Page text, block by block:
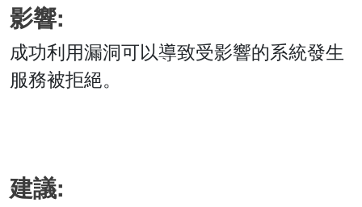
影響:
成功利用漏洞可以導致受影響的系統發生
服務被拒絕。
建議: